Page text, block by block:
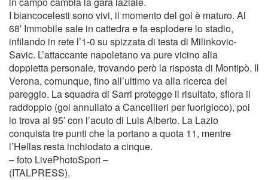
I biancocelesti sono vivi, il momento del gol è maturo. Al
68′ Immobile sale in cattedra e fa esplodere lo stadio,
infilando in rete l’1-0 su spizzata di testa di Milinkovic-
Savic. L’attaccante napoletano va pure vicino alla
doppietta personale, trovando però la risposta di Montipò. Il
Verona, comunque, fino all’ultimo va alla ricerca del
pareggio. La squadra di Sarri protegge il risultato, sfiora il
raddoppio (gol annullato a Cancellieri per fuorigioco), poi
lo trova al 95′ con l’acuto di Luis Alberto. La Lazio
conquista tre punti che la portano a quota 11, mentre
l’Hellas resta inchiodato a cinque.
– foto LivePhotoSport –
(ITALPRESS).